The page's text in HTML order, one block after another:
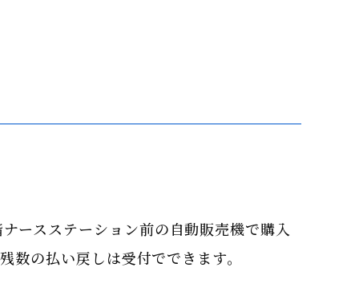
ースステーション前の自動販売機で購入
の払い戻しは受付でできます。